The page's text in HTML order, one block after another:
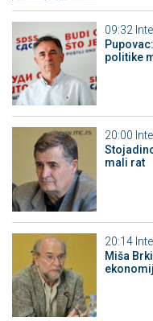
09:32
politike
20:00
mali rat
20:14
Miša